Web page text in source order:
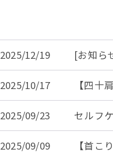
2025/12/19 [お知ら
2025/10/17 【四十
2025/09/23 セルフ
2025/09/09 【首こ